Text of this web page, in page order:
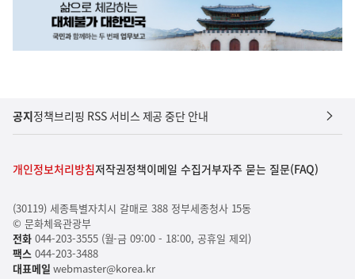
공지정책브리핑 RSS 서비스 제공 중단 안내
개인정보처리방침저작권정책이메일 수집거부자주 묻는 질문(FAQ)
(30119) 세종특별자치시 갈매로 388 정부세종청사 15동
© 문화체육관광부
전화044-203-3555 (월-금 09:00 - 18:00, 공휴일 제외)
팩스044-203-3488
대표메일 webmaster@korea.kr